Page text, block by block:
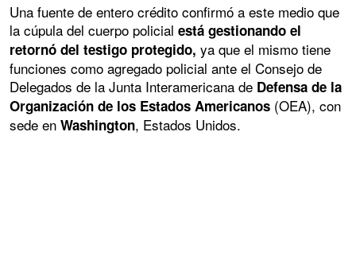
Una fuente de entero crédito confirmó a este medio que
la cúpula del cuerpo policial está gestionando el
retornó del testigo protegido, ya que el mismo tiene
funciones como agregado policial ante el Consejo de
Delegados de la Junta Interamericana de Defensa de la
Organización de los Estados Americanos (OEA), con
sede en Washington, Estados Unidos.